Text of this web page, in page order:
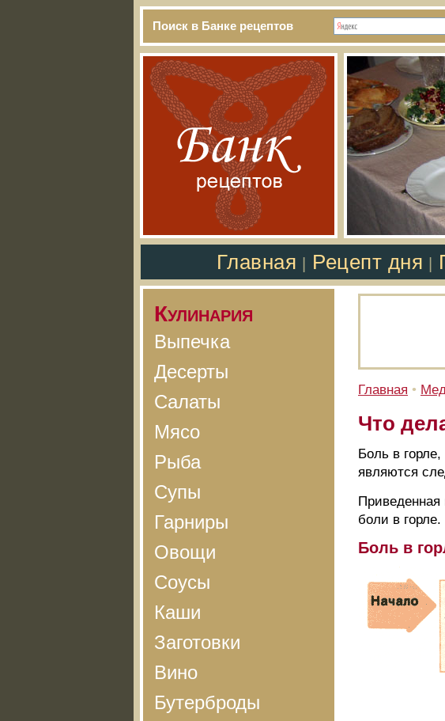
Поиск в Банке рецептов
Главная Рецепт дня
Кулинария
Выпечка
Десерты
Салаты
Мясо
Рыба
Супы
Гарниры
Овощи
Соусы
Каши
Заготовки
Вино
Бутерброды
Главная •
Что
Боль в
являются
боли в горле.
Боль в